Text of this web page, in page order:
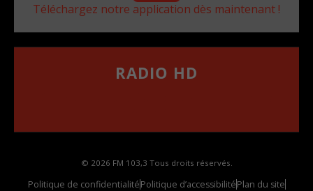
Téléchargez notre application dès maintenant !
RADIO HD
© 2026 FM 103,3 Tous droits réservés.
Politique de confidentialitéPolitique d’accessibilitéPlan du site